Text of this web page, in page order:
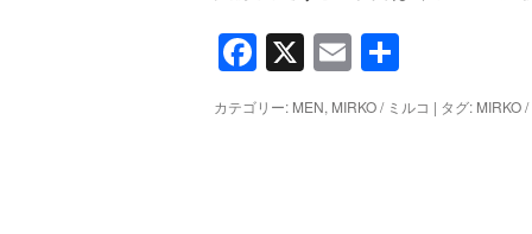
Facebook
X Email
カテゴリー: MEN, MIRKO / ミルコ | タグ: MIRKO